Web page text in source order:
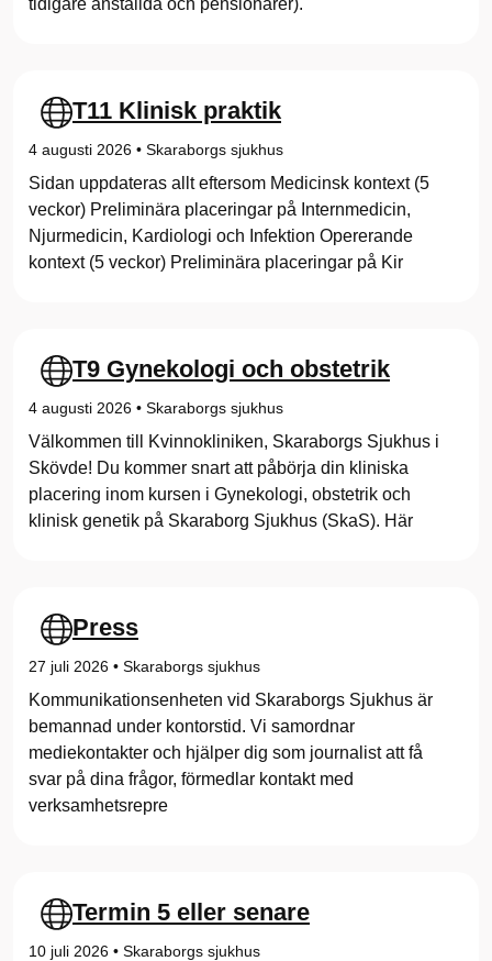
tidigare anställda och pensionärer).
T11 Klinisk praktik
4 augusti 2026 • Skaraborgs sjukhus
Sidan uppdateras allt eftersom Medicinsk kontext (5
veckor) Preliminära placeringar på Internmedicin,
Njurmedicin, Kardiologi och Infektion Opererande
kontext (5 veckor) Preliminära placeringar på Kir
T9 Gynekologi och obstetrik
4 augusti 2026 • Skaraborgs sjukhus
Välkommen till Kvinnokliniken, Skaraborgs Sjukhus i
Skövde! Du kommer snart att påbörja din kliniska
placering inom kursen i Gynekologi, obstetrik och
klinisk genetik på Skaraborg Sjukhus (SkaS). Här
Press
27 juli 2026 • Skaraborgs sjukhus
Kommunikationsenheten vid Skaraborgs Sjukhus är
bemannad under kontorstid. Vi samordnar
mediekontakter och hjälper dig som journalist att få
svar på dina frågor, förmedlar kontakt med
verksamhetsrepre
Termin 5 eller senare
10 juli 2026 • Skaraborgs sjukhus